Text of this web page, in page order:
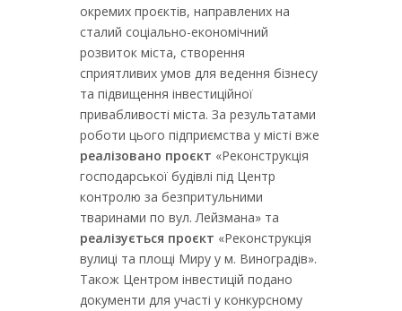
окремих проєктів, направлених на
сталий соціально-економічний
розвиток міста, створення
сприятливих умов для ведення бізнесу
та підвищення інвестиційної
привабливості міста. За результатами
роботи цього підприємства у місті вже
реалізовано проєкт «Реконструкція
господарської будівлі під Центр
контролю за безпритульними
тваринами по вул. Лейзмана» та
реалізується проєкт «Реконструкція
вулиці та площі Миру у м. Виноградів».
Також Центром інвестицій подано
документи для участі у конкурсному